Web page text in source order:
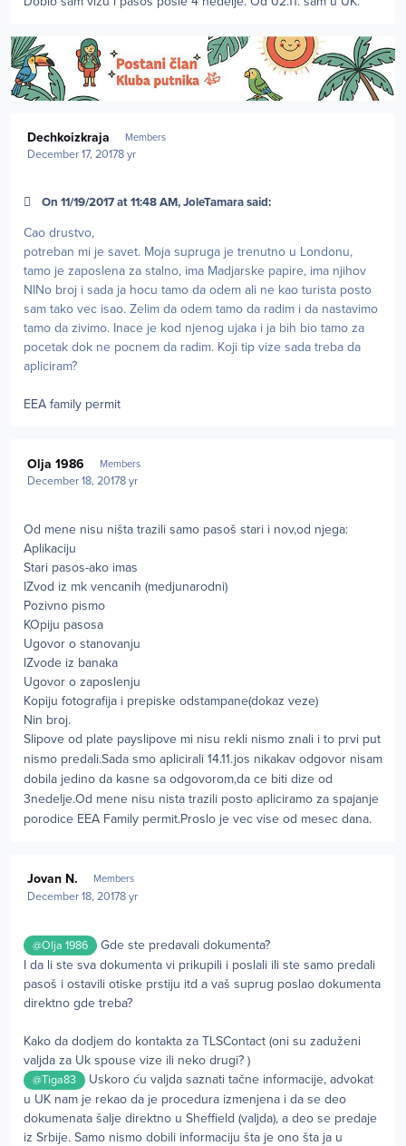
Dechkoizkraja Members
December 17, 20178 yr
On 11/19/2017 at 11:48 AM, JoleTamara said:
Cao drustvo,
potreban mi je savet. Moja supruga je trenutno u Londonu,
tamo je zaposlena za stalno, ima Madjarske papire, ima njihov
NINo broj i sada ja hocu tamo da odem ali ne kao turista posto
sam tako vec isao. Zelim da odem tamo da radim i da nastavimo
tamo da zivimo. Inace je kod njenog ujaka i ja bih bio tamo za
pocetak dok ne pocnem da radim. Koji tip vize sada treba da
apliciram?
EEA family permit
Olja 1986 Members
December 18, 20178 yr
Od mene nisu ništa trazili samo pasoš stari i nov,od njega:
Aplikaciju
Stari pasos-ako imas
IZvod iz mk vencanih (medjunarodni)
Pozivno pismo
KOpiju pasosa
Ugovor o stanovanju
IZvode iz banaka
Ugovor o zaposlenju
Kopiju fotografija i prepiske odstampane(dokaz veze)
Nin broj.
Slipove od plate payslipove mi nisu rekli nismo znali i to prvi put
nismo predali.Sada smo aplicirali 14.11.jos nikakav odgovor nisam
dobila jedino da kasne sa odgovorom,da ce biti dize od
3nedelje.Od mene nisu nista trazili posto apliciramo za spajanje
porodice EEA Family permit.Proslo je vec vise od mesec dana.
Jovan N. Members
December 18, 20178 yr
@Olja 1986
Gde ste predavali dokumenta?
I da li ste sva dokumenta vi prikupili i poslali ili ste samo predali
pasoš i ostavili otiske prstiju itd a vaš suprug poslao dokumenta
direktno gde treba?
Kako da dodjem do kontakta za TLSContact (oni su zaduženi
valjda za Uk spouse vize ili neko drugi? )
@Tiga83
Uskoro ću valjda saznati tačne informacije, advokat
u UK nam je rekao da je procedura izmenjena i da se deo
dokumenata šalje direktno u Sheffield (valjda), a deo se predaje
iz Srbije. Samo nismo dobili informaciju šta je ono šta ja u